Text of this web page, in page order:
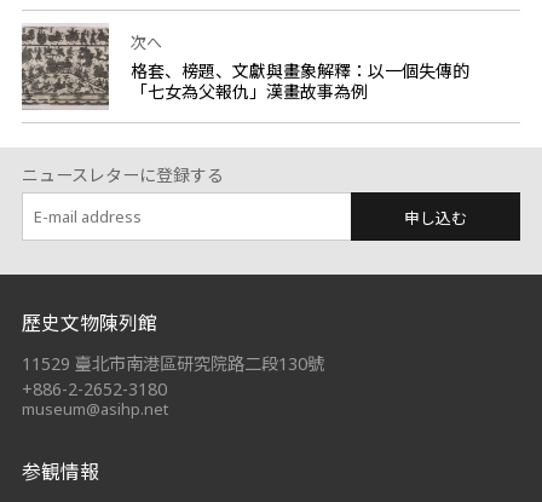
次へ
格套、榜題、文獻與畫象解釋：以一個失傳的
「七女為父報仇」漢畫故事為例
ニュースレターに登録する
申し込む
:::
歷史文物陳列館
11529 臺北市南港區研究院路二段130號
+886-2-2652-3180
museum@asihp.net
参観情報